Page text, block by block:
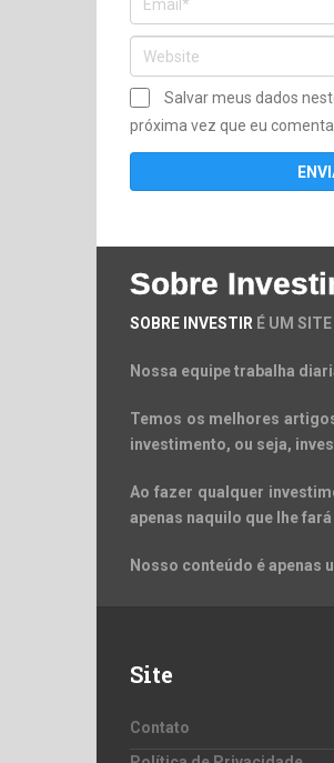
Salvar meus dados
próxima vez que eu
Sobre
SOBRE INVESTIR É UM
Nossa equipe trabalha
Temos os melhores
investimento, ou seja,
Ao fazer qualquer
apenas naquilo que lhe
Nosso conteúdo é
Site
Contato